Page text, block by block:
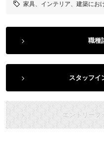
家具、インテリア、建築にお
職種
スタッフイ
エントリーフ